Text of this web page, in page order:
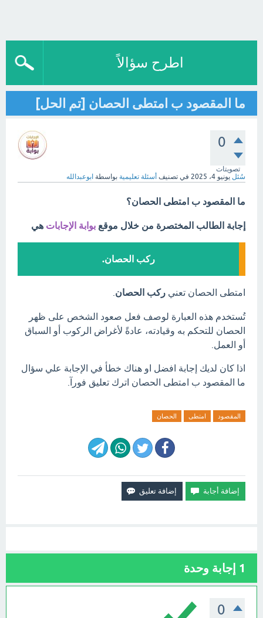
اطرح سؤالاً
ما المقصود ب امتطى الحصان [تم الحل]
0
تصويتات
سُئل يونيو 4، 2025 في تصنيف أسئلة تعليمية بواسطة ابوعبدالله
ما المقصود ب امتطى الحصان؟
إجابة الطالب المختصرة من خلال موقع بوابة الإجابات هي
ركب الحصان.
امتطى الحصان تعني ركب الحصان
تُستخدم هذه العبارة لوصف فعل صعود الشخص على ظهر
الحصان للتحكم به وقيادته، عادةً لأغراض الركوب أو السباق
أو العمل.
اذا كان لديك إجابة افضل او هناك خطأ في الإجابة علي سؤال
ما المقصود ب امتطى الحصان اترك تعليق فورآ.
المقصود امتطى الحصان
1 إجابة وحدة
0